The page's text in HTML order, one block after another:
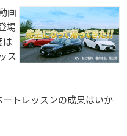
画
場
は
ス
トレッスンの成果はいか